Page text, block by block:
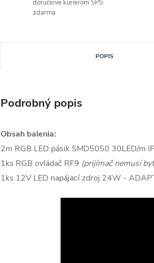
doručenie kurierom SPS
zdarma
POPIS
Podrobný popis
Obsah balenia:
2m RGB LED pásik SMD5050 30LED/m
1ks RGB ovládač RF9 (prijímač nemusí
1ks 12V LED napájací zdroj 24W -